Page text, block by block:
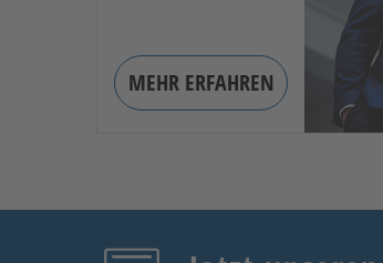
MEHR ERFAHREN